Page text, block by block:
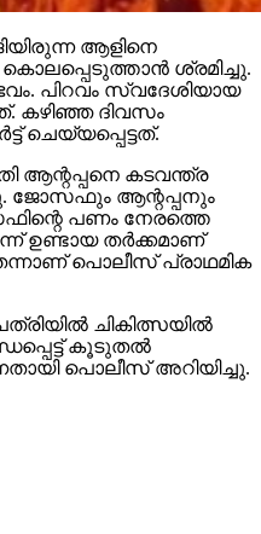
ആളിനെ
കൊലപ്പെടുത്താന്‍ ശ്രമിച്ചു.
പിറവം സ്വദേശിയായ
കഴിഞ്ഞ ദിവസം
ചെയ്യപ്പെട്ടത്.
ആന്റപ്പനെ കടവന്ത്ര
ജോസഫും ആന്റപ്പനും
പണം നേരത്തെ
ഉണ്ടായ തര്‍ക്കമാണ്
പൊലീസ് പ്രാഥമിക
ചികിത്സയില്‍
കൂടുതല്‍
പൊലീസ് അറിയിച്ചു.